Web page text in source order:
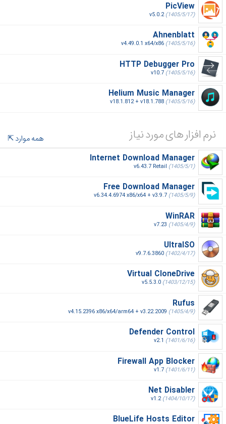
PicView
v5.0.2(1405/5/17)
Ahnenblatt
v4.49.0.1 x64/x86 (1405/5/16)
HTTP Debugger Pro
v10.7 (1405/5/16)
Helium Music Manager
v18.1.812 + v18.1.788 (1405/5/16)
نرم افزار های مورد نیاز
همه موارد
Internet Download Manager
v6.43.7 Retail (1405/5/1)
Free Download Manager
v6.34.4.6974 x86/x64 + v3.9.7 (1405/5/9)
WinRAR
v7.23 (1405/4/9)
UltraISO
v9.7.6.3860 (1402/4/17)
Virtual CloneDrive
v5.5.3.0 (1403/12/15)
Rufus
v4.15.2396 x86/x64/arm64 + v3.22.2009 (1405/4/9)
Defender Control
v2.1 (1401/6/16)
Firewall App Blocker
v1.7 (1401/6/11)
Net Disabler
v1.2(1404/10/17)
BlueLife Hosts Editor